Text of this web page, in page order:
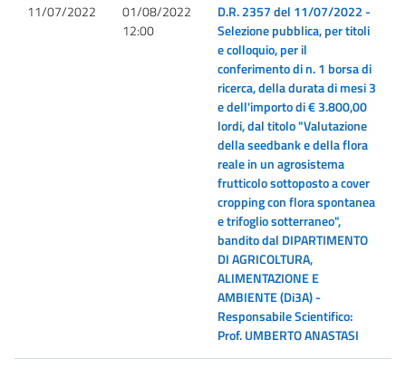
11/07/2022
01/08/2022
12:00
D.R. 2357 del 11/07/2022 -
Selezione pubblica, per titoli
e colloquio, per il
conferimento di n. 1 borsa di
ricerca, della durata di mesi 3
e dell'importo di € 3.800,00
lordi, dal titolo "Valutazione
della seedbank e della flora
reale in un agrosistema
frutticolo sottoposto a cover
cropping con flora spontanea
e trifoglio sotterraneo",
bandito dal DIPARTIMENTO
DI AGRICOLTURA,
ALIMENTAZIONE E
AMBIENTE (Di3A) -
Responsabile Scientifico:
Prof. UMBERTO ANASTASI